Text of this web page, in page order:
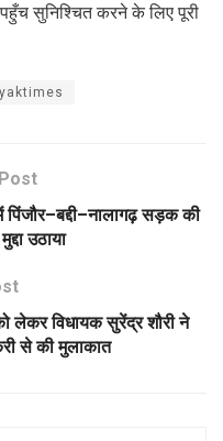
सुनिश्चित करने के लिए पूरी
सड़क की
उठाया
लेकर विधायक सुरेंद्र शौरी ने
से की मुलाकात